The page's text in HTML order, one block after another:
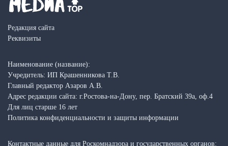
Редакция сайта
Реквизиты
Наименование (название):
Учредитель: ИП Крашенникова Т.В.
Главный редактор Азаров А.В.
Адрес редакции сайта: г.Ростова-на-Дону, пер. Братский 39а, оф.4
Для лиц старше 16 лет
Политика конфиденциальности и защиты информации
Контактные данные для Роскомнадзора и государственных органов: